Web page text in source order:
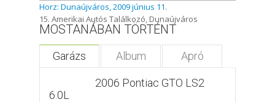
Horz: Dunaújváros, 2009 június 11.
15. Amerikai Autós Találkozó, Dunaújváros
MOSTANÁBAN TÖRTÉNT
Garázs Album Apró
2006 Pontiac GTO LS2
6.0L